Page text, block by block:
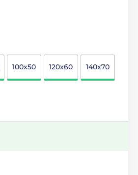
100x50 120x60 140x70